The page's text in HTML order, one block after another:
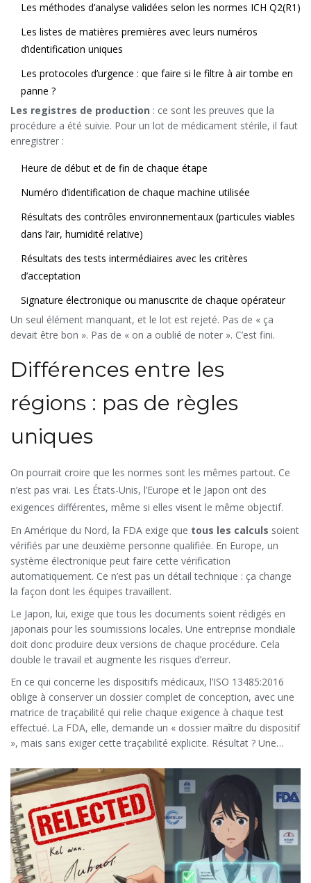
Les méthodes d’analyse validées selon les normes ICH Q2(R1)
Les listes de matières premières avec leurs numéros
d’identification uniques
Les protocoles d’urgence : que faire si le filtre à air tombe en
panne ?
Les registres de production : ce sont les preuves que la
procédure a été suivie. Pour un lot de médicament stérile, il faut
enregistrer :
Heure de début et de fin de chaque étape
Numéro d’identification de chaque machine utilisée
Résultats des contrôles environnementaux (particules viables
dans l’air, humidité relative)
Résultats des tests intermédiaires avec les critères
d’acceptation
Signature électronique ou manuscrite de chaque opérateur
Un seul élément manquant, et le lot est rejeté. Pas de « ça
devait être bon ». Pas de « on a oublié de noter ». C’est fini.
Différences entre les
régions : pas de règles
uniques
On pourrait croire que les normes sont les mêmes partout. Ce
n’est pas vrai. Les États-Unis, l’Europe et le Japon ont des
exigences différentes, même si elles visent le même objectif.
En Amérique du Nord, la FDA exige que tous les calculs soient
vérifiés par une deuxième personne qualifiée. En Europe, un
système électronique peut faire cette vérification
automatiquement. Ce n’est pas un détail technique : ça change
la façon dont les équipes travaillent.
Le Japon, lui, exige que tous les documents soient rédigés en
japonais pour les soumissions locales. Une entreprise mondiale
doit donc produire deux versions de chaque procédure. Cela
double le travail et augmente les risques d’erreur.
En ce qui concerne les dispositifs médicaux, l’ISO 13485:2016
oblige à conserver un dossier complet de conception, avec une
matrice de traçabilité qui relie chaque exigence à chaque test
effectué. La FDA, elle, demande un « dossier maître du dispositif
», mais sans exiger cette traçabilité explicite. Résultat ? Une
systèmes de documentation différents. Et ça coûte en moyenne
2,1 millions d’euros par an pour harmoniser tout ça.